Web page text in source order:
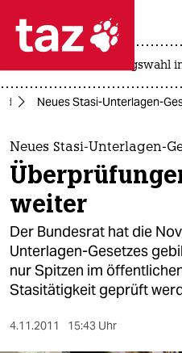
 taz
taz zahl ich
themen
politik
öko
gesellschaft
kultur
sport
landtagswahl
Neues Stasi-Unterlagen-
Neues Stasi-Unterlagen-
weiter
Der Bundesrat hat die
Unterlagen-Gesetzes
nur Spitzen im
Stasitätigkeit geprüft
4.11.2011 15:43 Uhr